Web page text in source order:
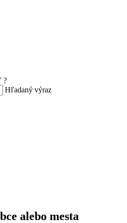
?
Hľadaný výraz
alebo mesta